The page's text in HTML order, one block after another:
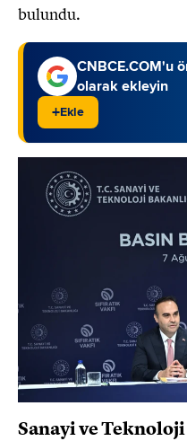
bulundu.
CNBCE.COM'u
olarak ekleyin
+Ekle
Sanayi ve